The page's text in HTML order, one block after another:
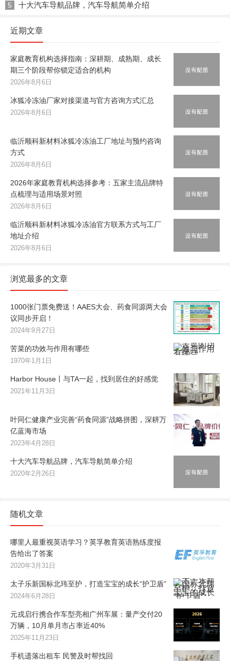
5 十大汽车导航品牌，汽车导航简单介绍
近期文章
家庭教育机构选择指南：深耕期、成熟期、成长
期三个阶段帮你锁定适合的机构
2026年8月6日
冰狐冷冻油厂家对接渠道与官方咨询方式汇总
2026年8月6日
临沂顺科新材料冰狐冷冻油工厂地址与预约咨询
方式
2026年8月6日
2026年家庭教育机构选择参考：五家主流品牌特
点梳理与适用场景对照
2026年8月6日
临沂顺科新材料冰狐冷冻油官方联系方式与工厂
地址介绍
2026年8月6日
浏览最多的文章
1000张门票免费送！AAES大会、药食同源两大会
议同步开启！
2024年9月27日
苦菜的功效与作用有哪些
1970年1月1日
Harbor House丨与TA一起，找到居住的好感觉
2021年11月3日
叶同仁健康产业完善“药食同源”战略拼图，深耕万
亿蓝海市场
2023年4月28日
十大汽车导航品牌，汽车导航简单介绍
2020年2月26日
随机文章
哪里人最重视英语学习？英孚教育英语熟练度报
告给出了答案
2020年3月31日
太子乐新国标北玮至护，打造宝宝的成长“护卫盾”
2024年6月28日
元戎启行携合作车型亮相广州车展：量产交付20
万辆，10月单月市占率近40%
2025年11月23日
手机遗落出租车 民警及时帮找回